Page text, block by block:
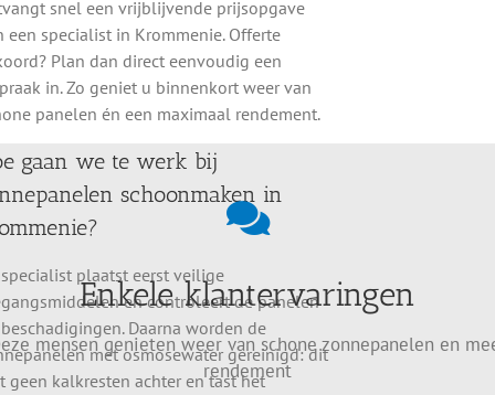
genieten weer van schone zonnepanelen en meer
vlekken, ik durfde er zelf niet aan te beginnen.
Nu zijn ze weer helemaal schoon.
Beoordeling:
Sanne de Vries uit Ede
snel een vrijblijvende prijsopgave
een specialist in Krommenie. Offerte
Plan dan direct eenvoudig een
in. Zo geniet u binnenkort weer van
panelen én een maximaal rendement.
gaan we te werk bij
schoonmaken in
specialist plaatst eerst veilige
en controleert de panelen
Daarna worden de
met osmosewater gereinigd: dit
geen kalkresten achter en tast het
Enkele klantervaringen
mensen genieten weer van schone zonnepanelen en
rendement